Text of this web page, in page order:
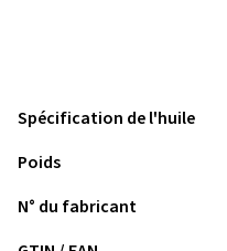
Spécification de l'huile
Poids
N° du fabricant